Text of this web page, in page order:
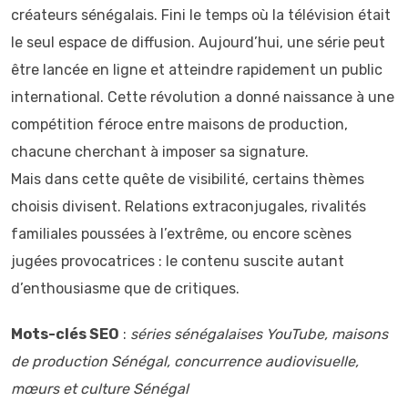
créateurs sénégalais. Fini le temps où la télévision était
le seul espace de diffusion. Aujourd’hui, une série peut
être lancée en ligne et atteindre rapidement un public
international. Cette révolution a donné naissance à une
compétition féroce entre maisons de production,
chacune cherchant à imposer sa signature.
Mais dans cette quête de visibilité, certains thèmes
choisis divisent. Relations extraconjugales, rivalités
familiales poussées à l’extrême, ou encore scènes
jugées provocatrices : le contenu suscite autant
d’enthousiasme que de critiques.
Mots-clés SEO : séries sénégalaises YouTube, maisons
de production Sénégal, concurrence audiovisuelle,
mœurs et culture Sénégal